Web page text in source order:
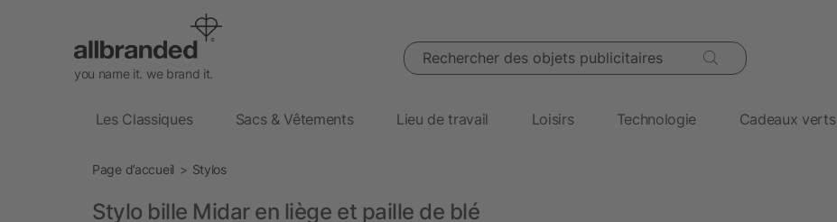
you name it. we brand it.
Rechercher des objets publicitaires
Les Classiques Sacs & Vêtements Lieu de travail Loisirs Technologie Cadeaux verts
Page d’accueil Stylos
Stylo bille Midar en liège et paille de blé